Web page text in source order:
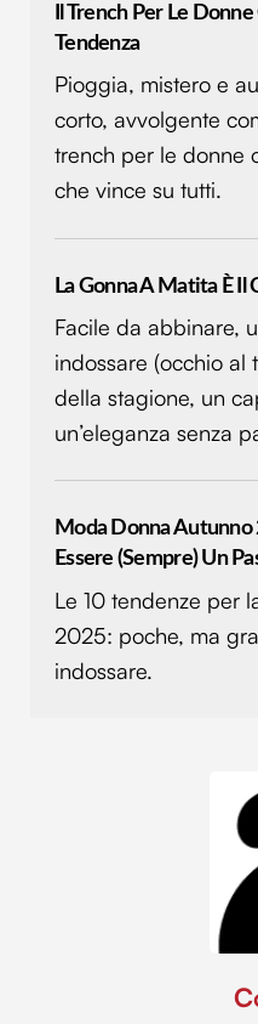
Il Trench Per Le
Tendenza
Pioggia, mistero e
corto, avvolgente
trench per le donne
che vince su tutti.
La Gonna A Matita È Il
Facile da abbinare,
indossare (occhio al
della stagione, un
un’eleganza senza
Moda Donna Autunno
Essere (sempre) Un
Le 10 tendenze per
2025: poche, ma
indossare.